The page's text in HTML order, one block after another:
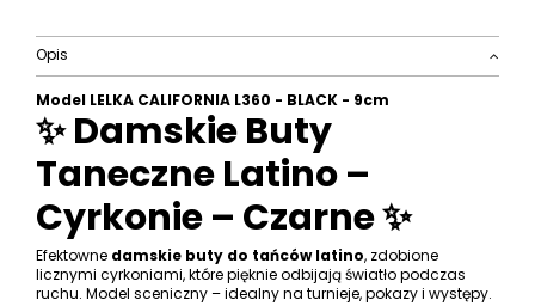
Opis
Model LELKA CALIFORNIA L360 - BLACK - 9cm
✨ Damskie Buty
Taneczne Latino –
Cyrkonie – Czarne ✨
Efektowne damskie buty do tańców latino, zdobione
licznymi cyrkoniami, które pięknie odbijają światło podczas
ruchu. Model sceniczny – idealny na turnieje, pokazy i występy.